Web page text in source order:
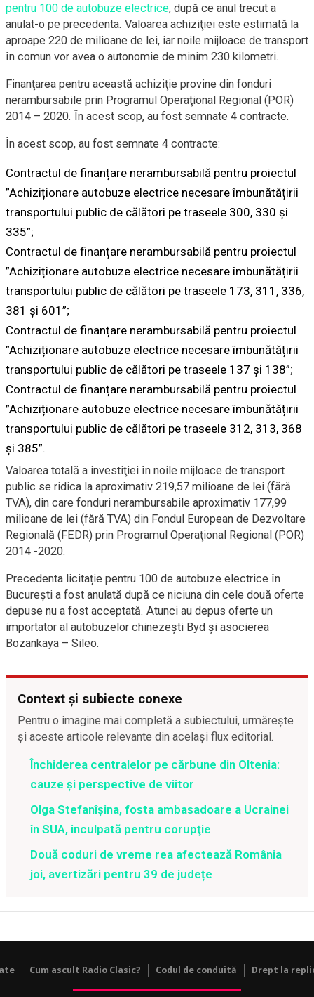
pentru 100 de autobuze electrice, după ce anul trecut a
anulat-o pe precedenta. Valoarea achiziţiei este estimată la
aproape 220 de milioane de lei, iar noile mijloace de transport
în comun vor avea o autonomie de minim 230 kilometri.
Finanţarea pentru această achiziţie provine din fonduri
nerambursabile prin Programul Operaţional Regional (POR)
2014 – 2020. În acest scop, au fost semnate 4 contracte.
În acest scop, au fost semnate 4 contracte:
Contractul de finanțare nerambursabilă pentru proiectul
”Achiziționare autobuze electrice necesare îmbunătățirii
transportului public de călători pe traseele 300, 330 și
335”;
Contractul de finanțare nerambursabilă pentru proiectul
”Achiziționare autobuze electrice necesare îmbunătățirii
transportului public de călători pe traseele 173, 311, 336,
381 și 601”;
Contractul de finanțare nerambursabilă pentru proiectul
”Achiziționare autobuze electrice necesare îmbunătățirii
transportului public de călători pe traseele 137 și 138”;
Contractul de finanțare nerambursabilă pentru proiectul
”Achiziționare autobuze electrice necesare îmbunătățirii
transportului public de călători pe traseele 312, 313, 368
și 385”.
Valoarea totală a investiţiei în noile mijloace de transport
public se ridica la aproximativ 219,57 milioane de lei (fără
TVA), din care fonduri nerambursabile aproximativ 177,99
milioane de lei (fără TVA) din Fondul European de Dezvoltare
Regională (FEDR) prin Programul Operaţional Regional (POR)
2014 -2020.
Precedenta licitație pentru 100 de autobuze electrice în
București a fost anulată după ce niciuna din cele două oferte
depuse nu a fost acceptată. Atunci au depus oferte un
importator al autobuzelor chinezești Byd și asocierea
Bozankaya – Sileo.
Context și subiecte conexe
Pentru o imagine mai completă a subiectului, urmărește
și aceste articole relevante din același flux editorial.
Închiderea centralelor pe cărbune din Oltenia:
cauze și perspective de viitor
Olga Stefanîşina, fosta ambasadoare a Ucrainei
în SUA, inculpată pentru corupţie
Două coduri de vreme rea afectează România
joi, avertizări pentru 39 de județe
Cum ascult Radio Clasic? Codul de conduită Drept la